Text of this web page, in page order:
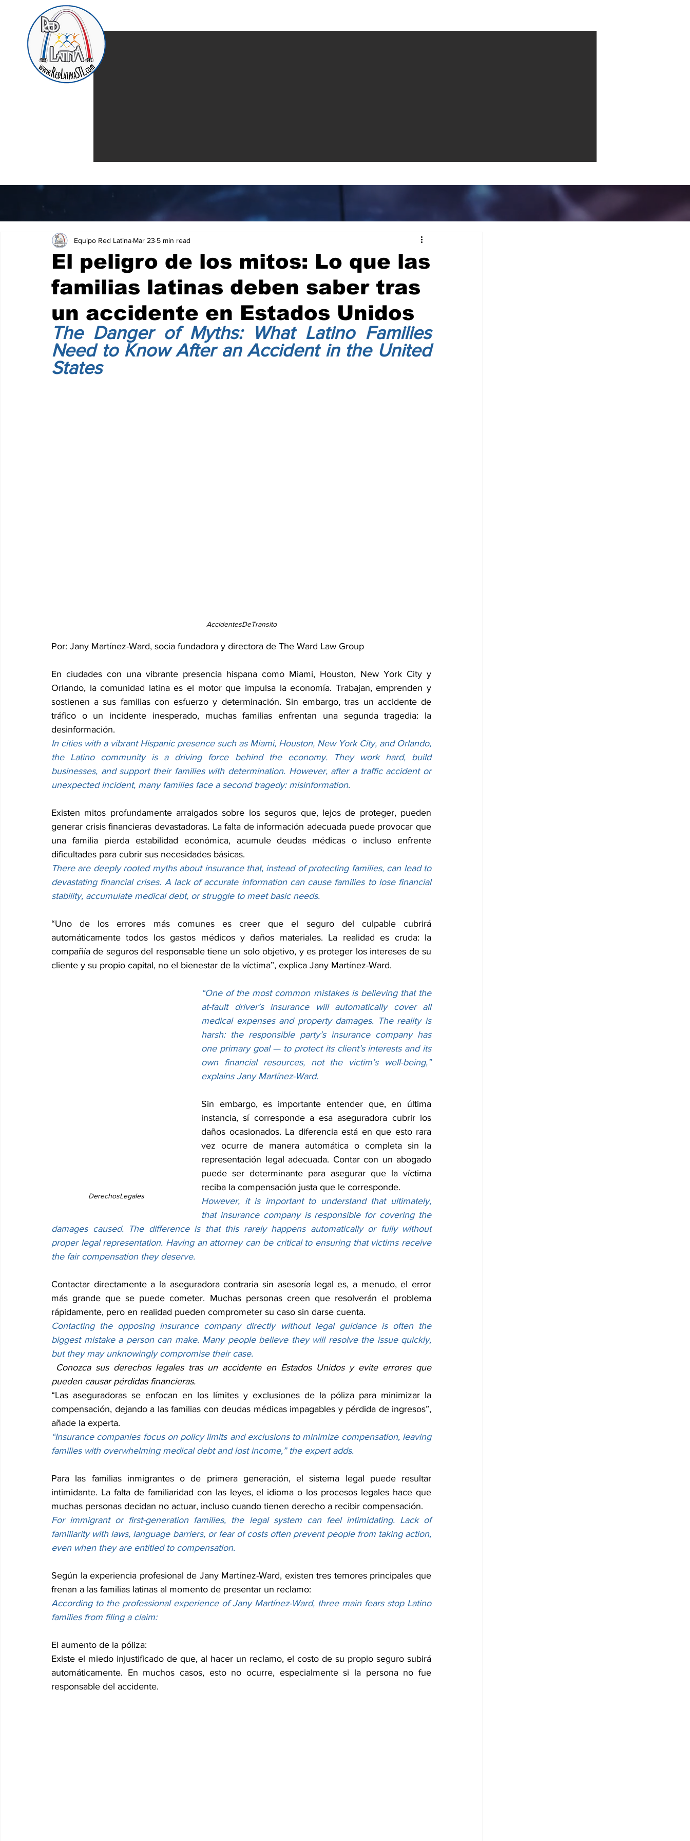
El peligro de los mitos: Lo que las
familias latinas deben saber tras
un accidente en Estados Unidos
Equipo Red Latina Mar 23 5 min read
The Danger of Myths: What Latino Families
Need to Know After an Accident in the United
States
AccidentesDeTransito
Por: Jany Martínez-Ward, socia fundadora y directora de The Ward Law Group
En ciudades con una vibrante presencia hispana como Miami, Houston, New York City y
Orlando, la comunidad latina es el motor que impulsa la economía. Trabajan, emprenden y
sostienen a sus familias con esfuerzo y determinación. Sin embargo, tras un accidente de
tráfico o un incidente inesperado, muchas familias enfrentan una segunda tragedia: la
desinformación.
In cities with a vibrant Hispanic presence such as Miami, Houston, New York City, and Orlando,
the Latino community is a driving force behind the economy. They work hard, build
businesses, and support their families with determination. However, after a traffic accident or
unexpected incident, many families face a second tragedy: misinformation.
Existen mitos profundamente arraigados sobre los seguros que, lejos de proteger, pueden
generar crisis financieras devastadoras. La falta de información adecuada puede provocar que
una familia pierda estabilidad económica, acumule deudas médicas o incluso enfrente
dificultades para cubrir sus necesidades básicas.
There are deeply rooted myths about insurance that, instead of protecting families, can lead to
devastating financial crises. A lack of accurate information can cause families to lose financial
stability, accumulate medical debt, or struggle to meet basic needs.
“Uno de los errores más comunes es creer que el seguro del culpable cubrirá
automáticamente todos los gastos médicos y daños materiales. La realidad es cruda: la
compañía de seguros del responsable tiene un solo objetivo, y es proteger los intereses de su
cliente y su propio capital, no el bienestar de la víctima”, explica Jany Martínez-Ward.
DerechosLegales
“One of the most common mistakes is believing that the
at-fault driver’s insurance will automatically cover all
medical expenses and property damages. The reality is
harsh: the responsible party’s insurance company has
one primary goal — to protect its client’s interests and its
own financial resources, not the victim’s well-being,”
explains Jany Martínez-Ward.
Sin embargo, es importante entender que, en última
instancia, sí corresponde a esa aseguradora cubrir los
daños ocasionados. La diferencia está en que esto rara
vez ocurre de manera automática o completa sin la
representación legal adecuada. Contar con un abogado
puede ser determinante para asegurar que la víctima
reciba la compensación justa que le corresponde.
However, it is important to understand that ultimately,
that insurance company is responsible for covering the
damages caused. The difference is that this rarely happens automatically or fully without
proper legal representation. Having an attorney can be critical to ensuring that victims receive
the fair compensation they deserve.
Contactar directamente a la aseguradora contraria sin asesoría legal es, a menudo, el error
más grande que se puede cometer. Muchas personas creen que resolverán el problema
rápidamente, pero en realidad pueden comprometer su caso sin darse cuenta.
Contacting the opposing insurance company directly without legal guidance is often the
biggest mistake a person can make. Many people believe they will resolve the issue quickly,
but they may unknowingly compromise their case.
Conozca sus derechos legales tras un accidente en Estados Unidos y evite errores que
pueden causar pérdidas financieras.
“Las aseguradoras se enfocan en los límites y exclusiones de la póliza para minimizar la
compensación, dejando a las familias con deudas médicas impagables y pérdida de ingresos”,
añade la experta.
“Insurance companies focus on policy limits and exclusions to minimize compensation, leaving
families with overwhelming medical debt and lost income,” the expert adds.
Para las familias inmigrantes o de primera generación, el sistema legal puede resultar
intimidante. La falta de familiaridad con las leyes, el idioma o los procesos legales hace que
muchas personas decidan no actuar, incluso cuando tienen derecho a recibir compensación.
For immigrant or first-generation families, the legal system can feel intimidating. Lack of
familiarity with laws, language barriers, or fear of costs often prevent people from taking action,
even when they are entitled to compensation.
Según la experiencia profesional de Jany Martínez-Ward, existen tres temores principales que
frenan a las familias latinas al momento de presentar un reclamo:
According to the professional experience of Jany Martínez-Ward, three main fears stop Latino
families from filing a claim:
El aumento de la póliza:
Existe el miedo injustificado de que, al hacer un reclamo, el costo de su propio seguro subirá
automáticamente. En muchos casos, esto no ocurre, especialmente si la persona no fue
responsable del accidente.